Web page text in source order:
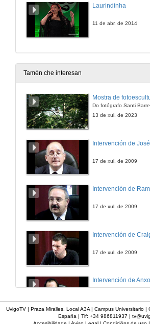
Laurindinha
11 de abr. de 2014
Tamén che interesan
Mostra de
13 de xul. de 2023
Intervención de
17 de xul. de 2009
Intervención de
17 de xul. de 2009
Intervención de
17 de xul. de 2009
Intervención de
UvigoTV | Praza Miralles. Local A3A | Campus Universitario
España | Tlf: +34 986811937 |